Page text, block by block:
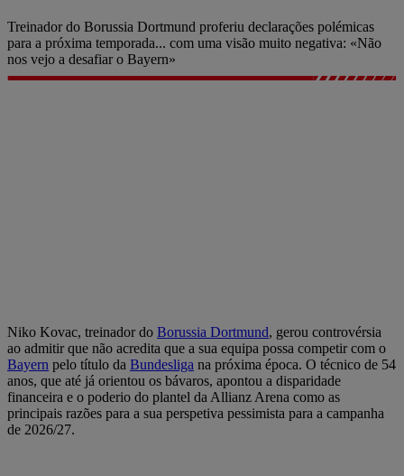
Treinador do Borussia Dortmund proferiu declarações polémicas
para a próxima temporada... com uma visão muito negativa: «Não
nos vejo a desafiar o Bayern»
Niko Kovac, treinador do Borussia Dortmund, gerou controvérsia
ao admitir que não acredita que a sua equipa possa competir com o
Bayern pelo título da Bundesliga na próxima época. O técnico de 54
anos, que até já orientou os bávaros, apontou a disparidade
financeira e o poderio do plantel da Allianz Arena como as
principais razões para a sua perspetiva pessimista para a campanha
de 2026/27.